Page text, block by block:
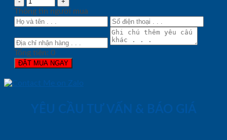
Thông tin người mua
Tổng tiền: 0
ĐẶT MUA NGAY
YÊU CẦU TƯ VẤN & BÁO GIÁ